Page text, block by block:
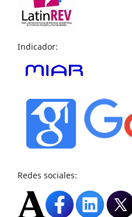
Indicador:
Redes sociales: